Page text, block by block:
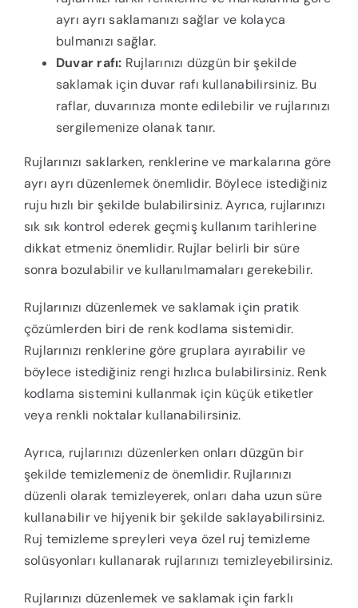
ayrı ayrı saklamanızı sağlar ve kolayca
bulmanızı sağlar.
Duvar rafı: Rujlarınızı düzgün bir şekilde
saklamak için duvar rafı kullanabilirsiniz. Bu
raflar, duvarınıza monte edilebilir ve rujlarınızı
sergilemenize olanak tanır.
Rujlarınızı saklarken, renklerine ve markalarına göre
ayrı ayrı düzenlemek önemlidir. Böylece istediğiniz
ruju hızlı bir şekilde bulabilirsiniz. Ayrıca, rujlarınızı
sık sık kontrol ederek geçmiş kullanım tarihlerine
dikkat etmeniz önemlidir. Rujlar belirli bir süre
sonra bozulabilir ve kullanılmamaları gerekebilir.
Rujlarınızı düzenlemek ve saklamak için pratik
çözümlerden biri de renk kodlama sistemidir.
Rujlarınızı renklerine göre gruplara ayırabilir ve
böylece istediğiniz rengi hızlıca bulabilirsiniz. Renk
kodlama sistemini kullanmak için küçük etiketler
veya renkli noktalar kullanabilirsiniz.
Ayrıca, rujlarınızı düzenlerken onları düzgün bir
şekilde temizlemeniz de önemlidir. Rujlarınızı
düzenli olarak temizleyerek, onları daha uzun süre
kullanabilir ve hijyenik bir şekilde saklayabilirsiniz.
Ruj temizleme spreyleri veya özel ruj temizleme
solüsyonları kullanarak rujlarınızı temizleyebilirsiniz.
Rujlarınızı düzenlemek ve saklamak için farklı